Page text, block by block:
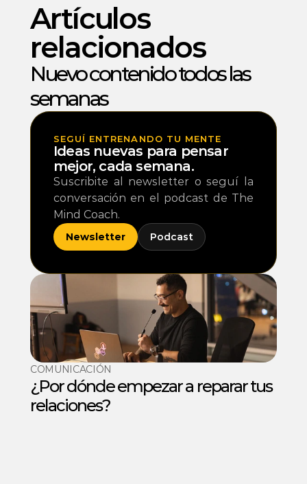
Artículos
relacionados
Nuevo contenido todos las
semanas
SEGUÍ ENTRENANDO TU MENTE
Ideas nuevas para pensar
mejor, cada semana.
Suscribite al newsletter o seguí la
conversación en el podcast de The
Mind Coach.
Newsletter Podcast
COMUNICACIÓN
¿Por dónde empezar a reparar tus
relaciones?